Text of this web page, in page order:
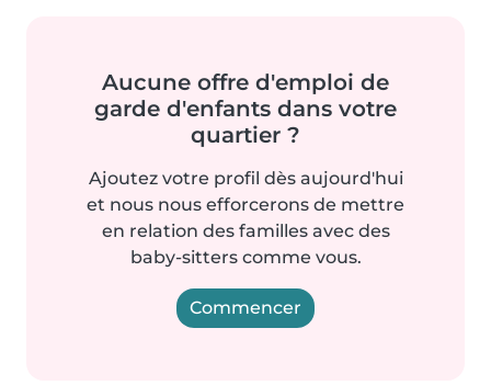
Aucune offre d'emploi de
garde d'enfants dans votre
quartier ?
Ajoutez votre profil dès aujourd'hui
et nous nous efforcerons de mettre
en relation des familles avec des
baby-sitters comme vous.
Commencer